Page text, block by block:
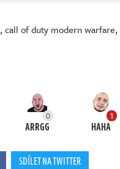
,call of duty modern warfare,
0
ARRGG
1
HAHA
SDÍLET NA TWITTER